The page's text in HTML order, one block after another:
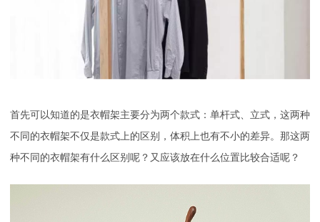
首先可以知道的是衣帽架主要分为两个款式：单杆式、立式，这两种
不同的衣帽架不仅是款式上的区别，体积上也有不小的差异。那这两
种不同的衣帽架有什么区别呢？又应该放在什么位置比较合适呢？